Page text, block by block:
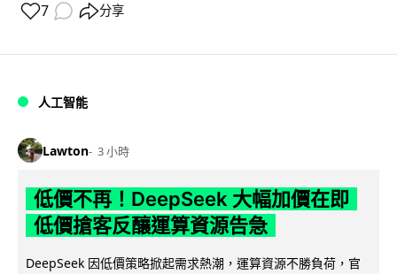
7 分享
人工智能
Lawton 3 小時
低價不再！DeepSeek 大幅加價在即
低價搶客反釀運算資源告急
DeepSeek 因低價策略掀起需求熱潮，運算資源不勝負荷，官